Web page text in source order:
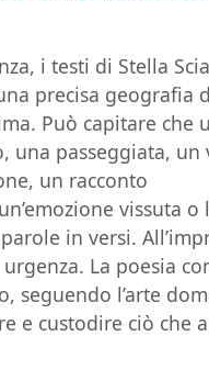
i testi di Stella
precisa geografia
Può capitare che
una passeggiata, un
un racconto
vissuta o
in versi.
La poesia
seguendo l’arte
e custodire ciò che